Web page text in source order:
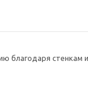
благодаря